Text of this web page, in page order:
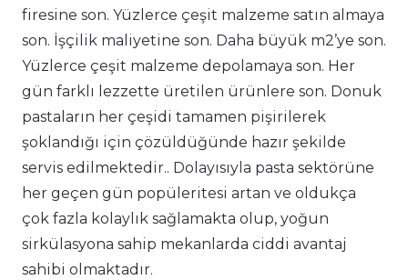
firesine son. Yüzlerce çeşit malzeme satın almaya
son. İşçilik maliyetine son. Daha büyük m2’ye son.
Yüzlerce çeşit malzeme depolamaya son. Her
gün farklı lezzette üretilen ürünlere son. Donuk
pastaların her çeşidi tamamen pişirilerek
şoklandığı için çözüldüğünde hazır şekilde
servis edilmektedir.. Dolayısıyla pasta sektörüne
her geçen gün popüleritesi artan ve oldukça
çok fazla kolaylık sağlamakta olup, yoğun
sirkülasyona sahip mekanlarda ciddi avantaj
sahibi olmaktadır.